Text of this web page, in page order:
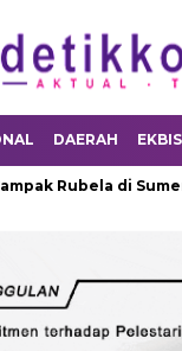
DAERAH EKBIS
di Sumenep Hari